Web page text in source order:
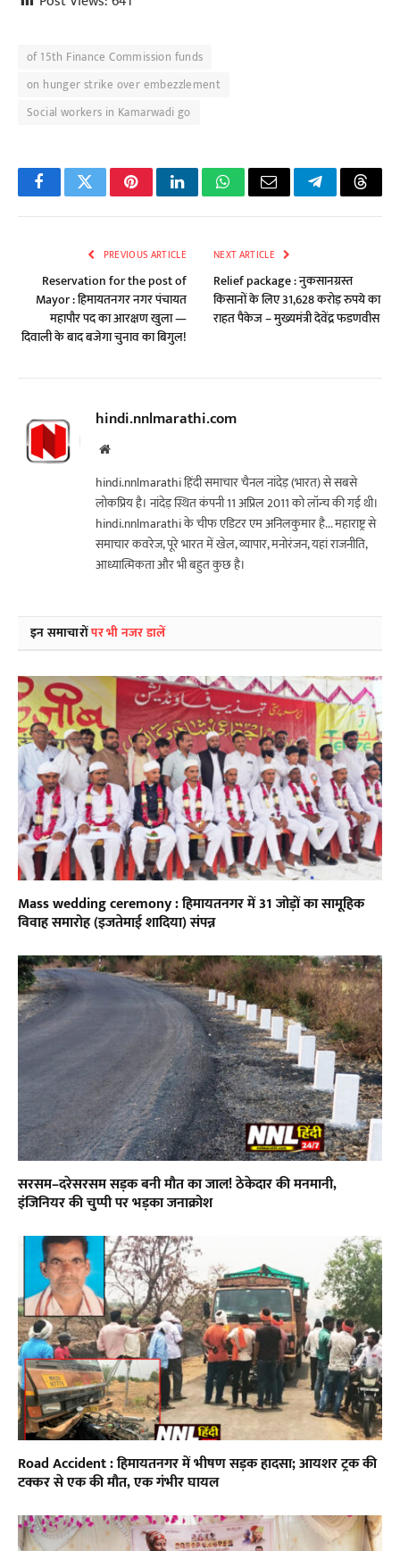
of 15th Finance Commission funds
on hunger strike over embezzlement
Social workers in Kamarwadi go
FacebookTwitterPinterestLinkedInWhatsApp
Email Telegram
PREVIOUS ARTICLE
Reservation for the post of
Mayor : हिमायतनगर नगर पंचायत
महापौर पद का आरक्षण खुला —
दिवाली के बाद बजेगा चुनाव का बिगुल!
NEXT ARTICLE
Relief package : नुकसानग्रस्त
किसानों के लिए 31,628 करोड़ रुपये का
राहत पैकेज – मुख्यमंत्री देवेंद्र फडणवीस
hindi.nnlmarathi.com
Website
hindi.nnlmarathi हिंदी समाचार चैनल नांदेड़ (भारत) से सबसे
लोकप्रिय है। नांदेड़ स्थित कंपनी 11 अप्रिल 2011 को लॉन्च की गई थी।
hindi.nnlmarathi के चीफ एडिटर एम अनिलकुमार है... महाराष्ट्र से
समाचार कवरेज, पूरे भारत में खेल, व्यापार, मनोरंजन, यहां राजनीति,
आध्यात्मिकता और भी बहुत कुछ है।
इन समाचारोंपर भी नजर डालें
Mass wedding ceremony : हिमायतनगर में 31 जोड़ों का सामूहिक
विवाह समारोह (इजतेमाई शादिया) संपन्न
सरसम–दरेसरसम सड़क बनी मौत का जाल! ठेकेदार की मनमानी,
इंजिनियर की चुप्पी पर भड़का जनाक्रोश
Road Accident : हिमायतनगर में भीषण सड़क हादसा; आयशर ट्रक की
टक्कर से एक की मौत, एक गंभीर घायल